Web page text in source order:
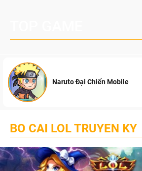
Naruto Đại Chiến Mobile
BO CAI LOL TRUYEN KY